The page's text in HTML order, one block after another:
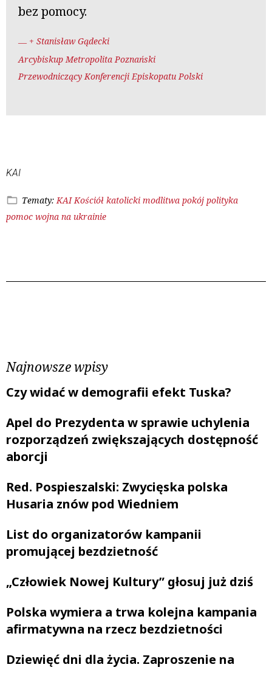
bez pomocy.
+ Stanisław Gądecki
Arcybiskup Metropolita Poznański
Przewodniczący Konferencji Episkopatu Polski
KAI
Tematy: KAI Kościół katolicki modlitwa pokój polityka
pomoc wojna na ukrainie
Najnowsze wpisy
Czy widać w demografii efekt Tuska?
Apel do Prezydenta w sprawie uchylenia
rozporządzeń zwiększających dostępność
aborcji
Red. Pospieszalski: Zwycięska polska
Husaria znów pod Wiedniem
List do organizatorów kampanii
promującej bezdzietność
„Człowiek Nowej Kultury” głosuj już dziś
Polska wymiera a trwa kolejna kampania
afirmatywna na rzecz bezdzietności
Dziewięć dni dla życia. Zaproszenie na